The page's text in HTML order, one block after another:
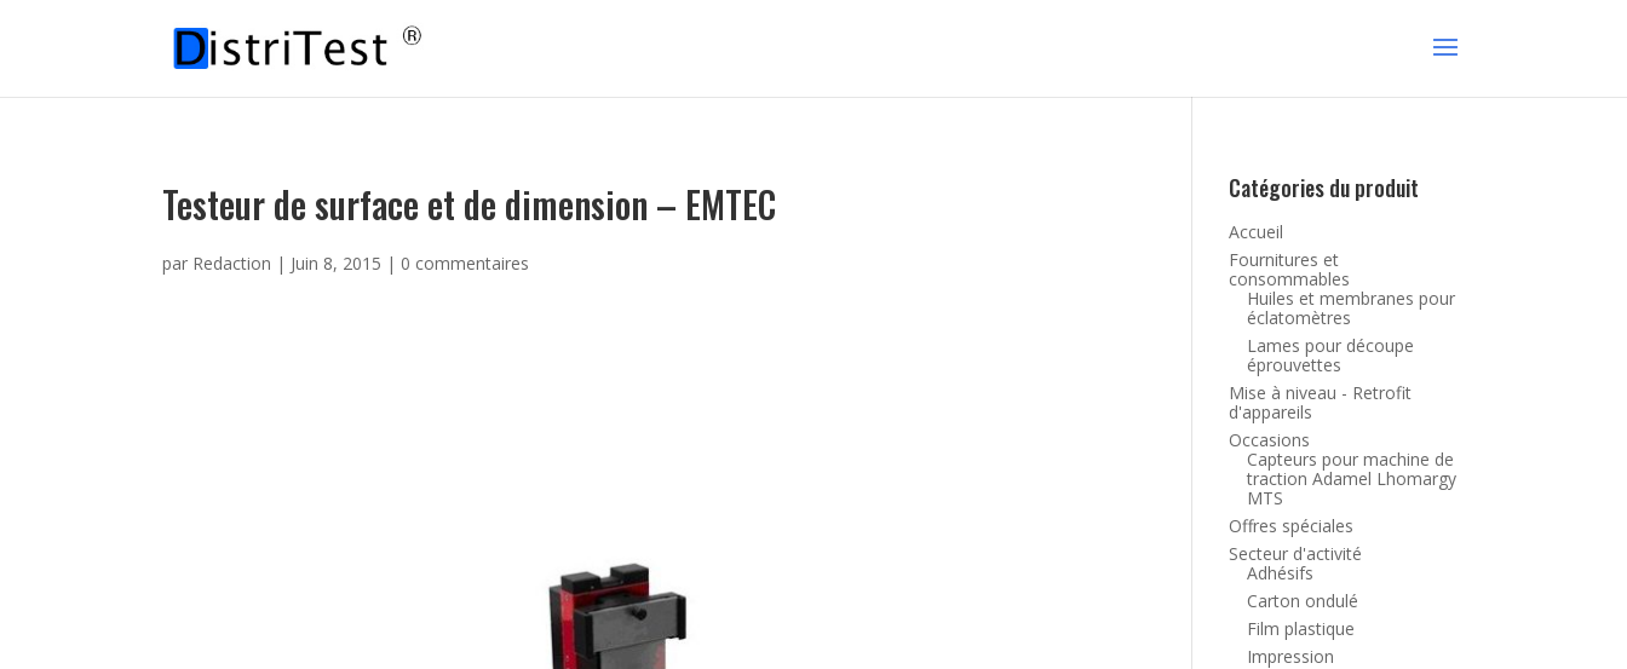
Testeur de surface et de dimension – EMTEC
par Redaction | Juin 8, 2015 | 0 commentaires
Catégories du produit
Accueil
Fournitures et
consommables
Huiles et membranes pour
éclatomètres
Lames pour découpe
éprouvettes
Mise à niveau - Retrofit
d'appareils
Occasions
Capteurs pour machine de
traction Adamel Lhomargy
MTS
Offres spéciales
Secteur d'activité
Adhésifs
Carton ondulé
Film plastique
Impression